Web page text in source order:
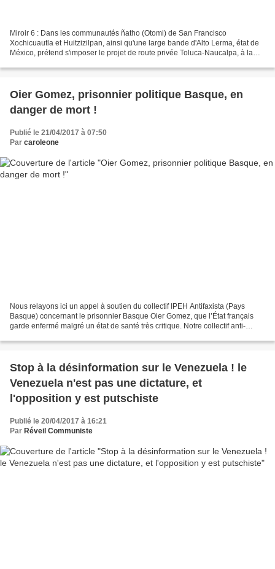
Miroir 6 : Dans les communautés ñatho (Otomi) de San Francisco
Xochicuautla et Huitzizilpan, ainsi qu'une large bande d'Alto Lerma, état de
México, prétend s'imposer le projet de route privée Toluca-Naucalpa, à la
Oier Gomez, prisonnier politique Basque, en
danger de mort !
Publié le 21/04/2017 à 07:50
Par caroleone
Nous relayons ici un appel à soutien du collectif IPEH Antifaxista (Pays
Basque) concernant le prisonnier Basque Oier Gomez, que l’État français
garde enfermé malgré un état de santé très critique. Notre collectif anti-
Stop à la désinformation sur le Venezuela ! le
Venezuela n'est pas une dictature, et
l'opposition y est putschiste
Publié le 20/04/2017 à 16:21
Par Réveil Communiste